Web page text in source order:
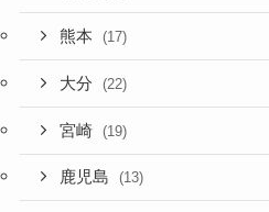
熊本 (17)
大分 (22)
宮崎 (19)
鹿児島 (13)